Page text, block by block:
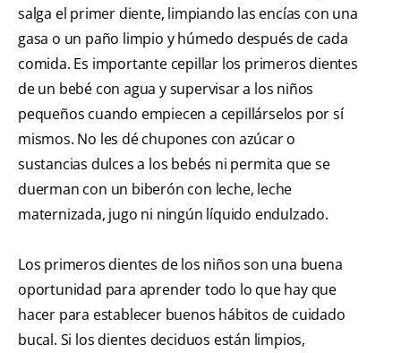
salga el primer diente, limpiando las encías con una
gasa o un paño limpio y húmedo después de cada
comida. Es importante cepillar los primeros dientes
de un bebé con agua y supervisar a los niños
pequeños cuando empiecen a cepillárselos por sí
mismos. No les dé chupones con azúcar o
sustancias dulces a los bebés ni permita que se
duerman con un biberón con leche, leche
maternizada, jugo ni ningún líquido endulzado.
Los primeros dientes de los niños son una buena
oportunidad para aprender todo lo que hay que
hacer para establecer buenos hábitos de cuidado
bucal. Si los dientes deciduos están limpios,